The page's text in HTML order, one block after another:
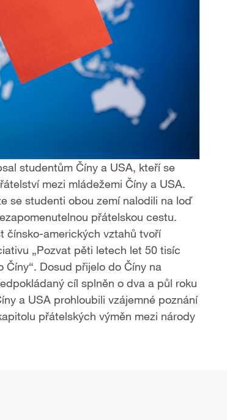
studentům Číny a USA, kteří se
mezi mládežemi Číny a USA.
se studenti obou zemí nalodili na loď
přátelskou cestu.
čínsko-amerických vztahů tvoří
„Pozvat pěti letech let 50 tisíc
Dosud přijelo do Číny na
cíl splněn o dva a půl roku
a USA prohloubili vzájemné poznání
přátelských výměn mezi národy